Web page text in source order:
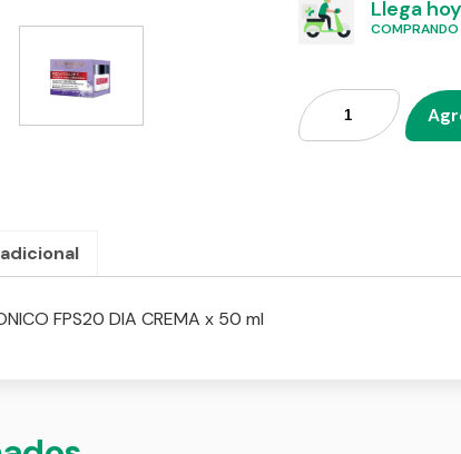
Llega
COMPRANDO
FPS20 DIA CREMA x 50 ml